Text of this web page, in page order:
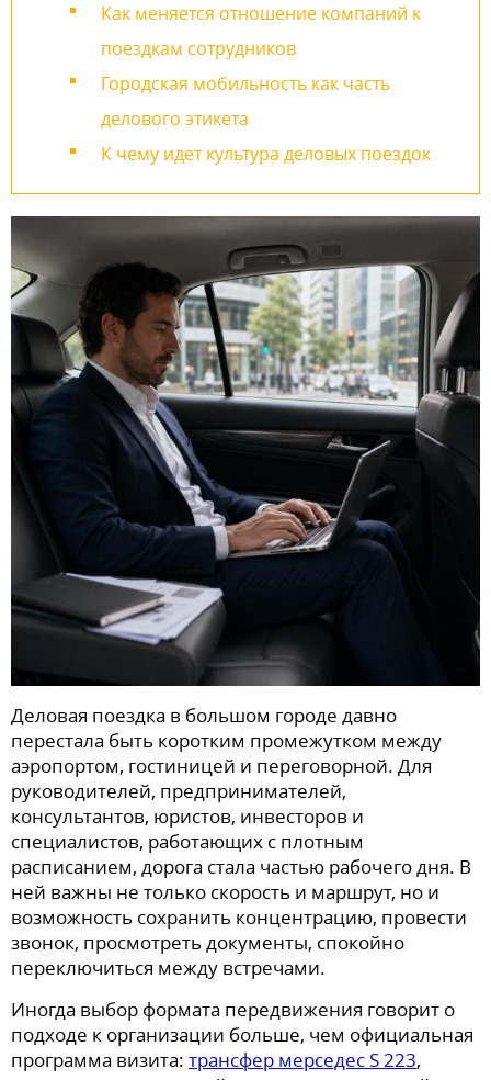
Как меняется отношение компаний к
поездкам сотрудников
Городская мобильность как часть
делового этикета
К чему идет культура деловых поездок
Деловая поездка в большом городе давно
перестала быть коротким промежутком между
аэропортом, гостиницей и переговорной. Для
руководителей, предпринимателей,
консультантов, юристов, инвесторов и
специалистов, работающих с плотным
расписанием, дорога стала частью рабочего дня. В
ней важны не только скорость и маршрут, но и
возможность сохранить концентрацию, провести
звонок, просмотреть документы, спокойно
переключиться между встречами.
Иногда выбор формата передвижения говорит о
подходе к организации больше, чем официальная
программа визита: трансфер мерседес S 223,